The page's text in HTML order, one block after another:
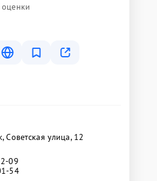
Советская улица, 12
09
54